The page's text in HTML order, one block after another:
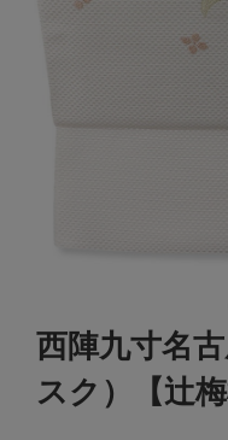
西陣九寸名
スク）【辻梅